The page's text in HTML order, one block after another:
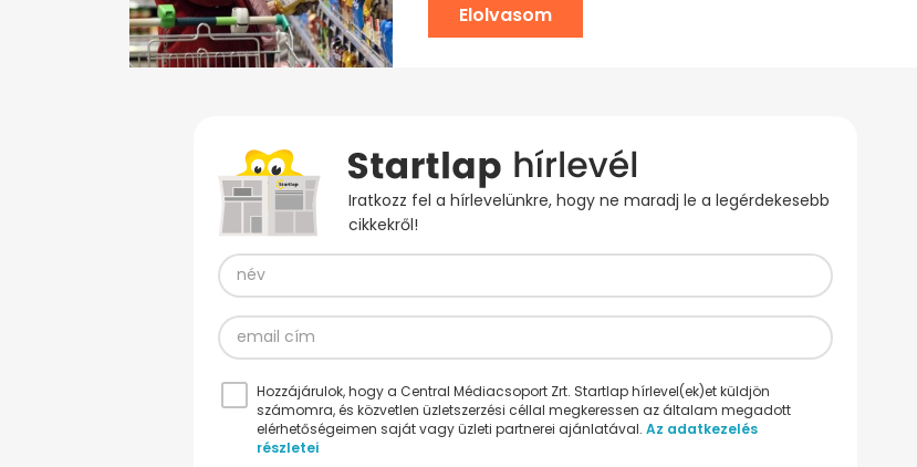
Elolvasom
Iratkozz fel a hírlevelünkre, hogy ne maradj le a legérdekesebb
cikkekről!
Hozzájárulok, hogy a Central Médiacsoport Zrt. Startlap hírlevel(ek)et küldjön
számomra, és közvetlen üzletszerzési céllal megkeressen az általam megadott
elérhetőségeimen saját vagy üzleti partnerei ajánlatával. Az adatkezelés
részletei